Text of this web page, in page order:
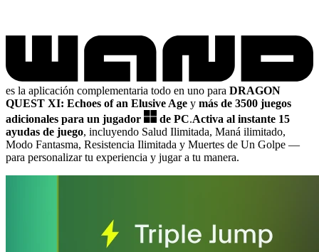
es la aplicación complementaria todo en uno para DRAGON
QUEST XI: Echoes of an Elusive Age y más de 3500 juegos
adicionales para un jugador
de PC.Activa al instante 15
ayudas de juego, incluyendo Salud Ilimitada, Maná ilimitado,
Modo Fantasma, Resistencia Ilimitada y Muertes de Un Golpe —
para personalizar tu experiencia y jugar a tu manera.